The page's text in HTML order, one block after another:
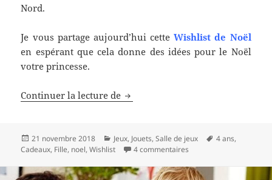
Nord.
Je vous partage aujourd’hui cetteWishlist de Noël
en espérant que cela donne des idées pour le Noël
votre princesse.
Continuer la lecture de Idées de cadeaux Noël
Publié
le
21 novembre 2018 Catégories
Jeux, Jouets,Salle de jeux
Mots-
4 ans,
Cadeaux, Fille, noel,Wishlist 4 commentaires